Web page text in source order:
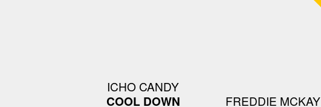
ICHO CANDY
COOL DOWN
FREDDIE MCKAY